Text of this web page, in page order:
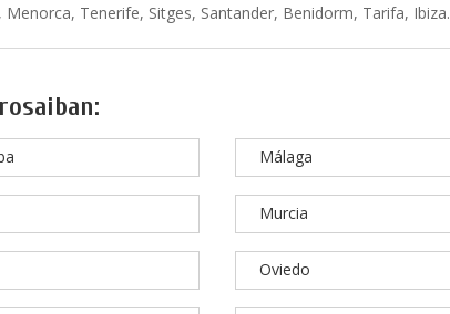
Tenerife, Sitges, Santander, Benidorm, Tarifa, Ibiza.
Málaga
Murcia
Oviedo